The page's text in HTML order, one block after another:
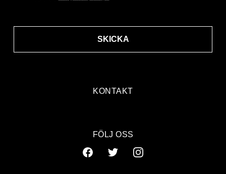
KONTAKT
SKICKA
FÖLJ OSS